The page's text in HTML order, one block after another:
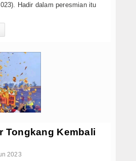
Hadir dalam peresmian itu
Tongkang Kembali
2023